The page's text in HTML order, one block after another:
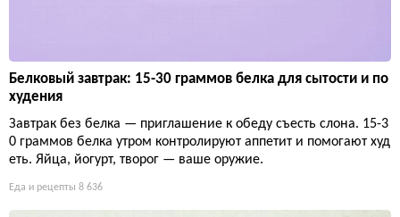
Белковый завтрак: 15-30 граммов белка для сытости и по
худения
Завтрак без белка — приглашение к обеду съесть слона. 15-3
0 граммов белка утром контролируют аппетит и помогают худ
еть. Яйца, йогурт, творог — ваше оружие.
Еда и рецепты 8 636